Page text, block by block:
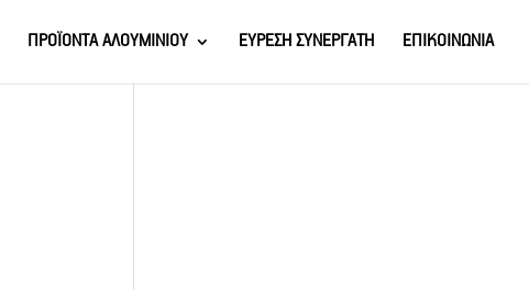
ΠΡΟΪΟΝΤΑ ΑΛΟΥΜΙΝΙΟΥ ΕΥΡΕΣΗ ΣΥΝΕΡΓΑΤΗ ΕΠΙΚΟΙΝΩΝΙΑ